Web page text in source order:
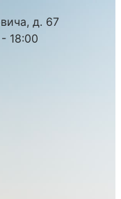
д. 67
18:00